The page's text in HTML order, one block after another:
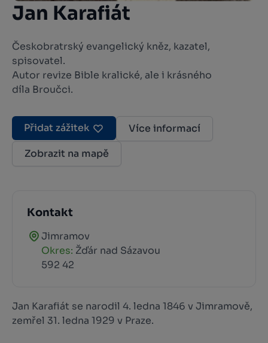
Jan Karafiát
Českobratrský evangelický kněz, kazatel,
spisovatel.
Autor revize Bible kralické, ale i krásného
díla Broučci.
Přidat zážitek
Více informací
Zobrazit na mapě
Kontakt
Jimramov
Okres: Žďár nad Sázavou
592 42
Jan Karafiát se narodil 4. ledna 1846 v Jimramově,
zemřel 31. ledna 1929 v Praze.